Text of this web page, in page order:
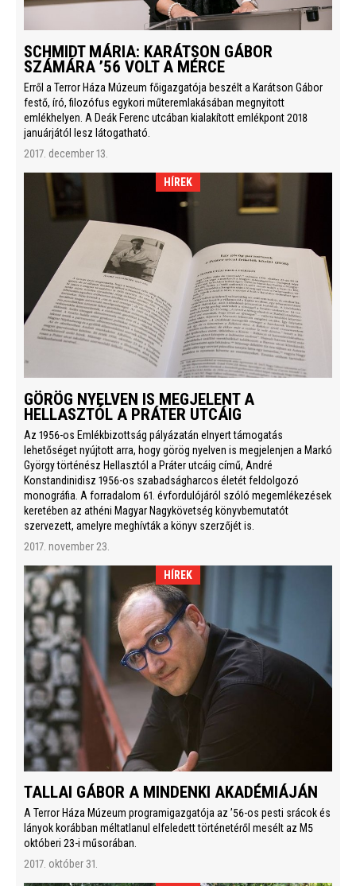
SCHMIDT MÁRIA: KARÁTSON GÁBOR
SZÁMÁRA ’56 VOLT A MÉRCE
Erről a Terror Háza Múzeum főigazgatója beszélt a Karátson Gábor
festő, író, filozófus egykori műteremlakásában megnyitott
emlékhelyen. A Deák Ferenc utcában kialakított emlékpont 2018
januárjától lesz látogatható.
2017. december 13.
HÍREK
GÖRÖG NYELVEN IS MEGJELENT A
HELLASZTÓL A PRÁTER UTCÁIG
Az 1956-os Emlékbizottság pályázatán elnyert támogatás
lehetőséget nyújtott arra, hogy görög nyelven is megjelenjen a Markó
György történész Hellasztól a Práter utcáig című, André
Konstandinidisz 1956-os szabadságharcos életét feldolgozó
monográfia. A forradalom 61. évfordulójáról szóló megemlékezések
keretében az athéni Magyar Nagykövetség könyvbemutatót
szervezett, amelyre meghívták a könyv szerzőjét is.
2017. november 23.
HÍREK
TALLAI GÁBOR A MINDENKI AKADÉMIÁJÁN
A Terror Háza Múzeum programigazgatója az ’56-os pesti srácok és
lányok korábban méltatlanul elfeledett történetéről mesélt az M5
októberi 23-i műsorában.
2017. október 31.